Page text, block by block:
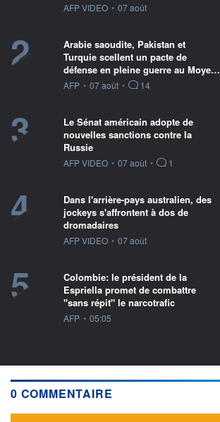
information fournie par
AFP VIDEO • 07 août
2
Arabie saoudite, Pakistan et
Turquie scellent un pacte de
défense en pleine guerre au Moye…
information fournie par
AFP • 07 août • 14
3
Le Sénat américain adopte de
nouvelles sanctions contre la
Russie
information fournie par
AFP VIDEO • 07 août • 1
4
Dans l'arrière-pays australien, des
jockeys s'affrontent à dos de
dromadaires
information fournie par
AFP VIDEO • 07 août
5
Colombie: le président de la
Espriella promet de combattre
"sans répit" le narcotrafic
information fournie par
AFP • 05:05
0 COMMENTAIRE